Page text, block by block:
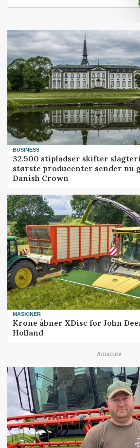
BUSINESS
32.500 stipladser skifter
største producenter sender nu
Danish Crown
MASKINER
Krone åbner XDisc for John
Holland
Annonce